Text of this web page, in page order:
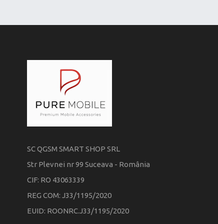
SC QGSM SMART SHOP SRL
Str Plevnei nr 99 Suceava - România
CIF: RO 43063339
REG COM: J33/1195/2020
EUID: ROONRC.J33/1195/2020